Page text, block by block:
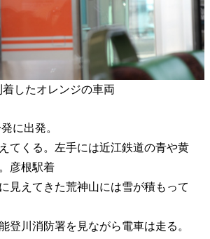
したオレンジの車両
に出発。
てくる。左手には近江鉄道の青や黄
彦根駅着
見えてきた荒神山には雪が積もって
登川消防署を見ながら電車は走る。